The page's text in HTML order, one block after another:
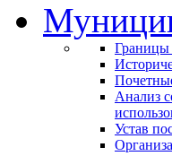
Границы
Анализ
Устав